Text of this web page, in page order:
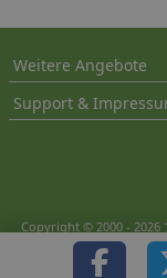
Weitere Angebote
Support &
Copyright © 2000 -
10.08.2026|